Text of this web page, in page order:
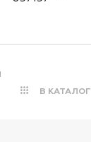
В КАТАЛОГ